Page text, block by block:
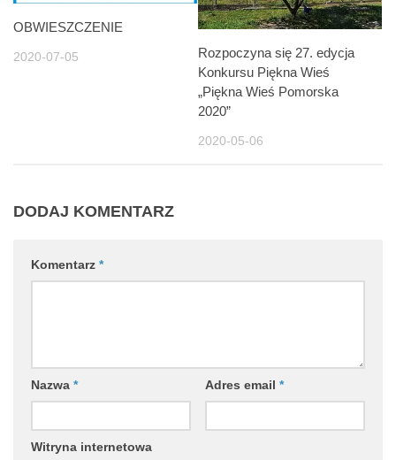
OBWIESZCZENIE
2020-07-05
Rozpoczyna się 27. edycja
Konkursu Piękna Wieś
„Piękna Wieś Pomorska
2020”
2020-05-06
DODAJ KOMENTARZ
Komentarz *
Nazwa * Adres email *
Witryna internetowa